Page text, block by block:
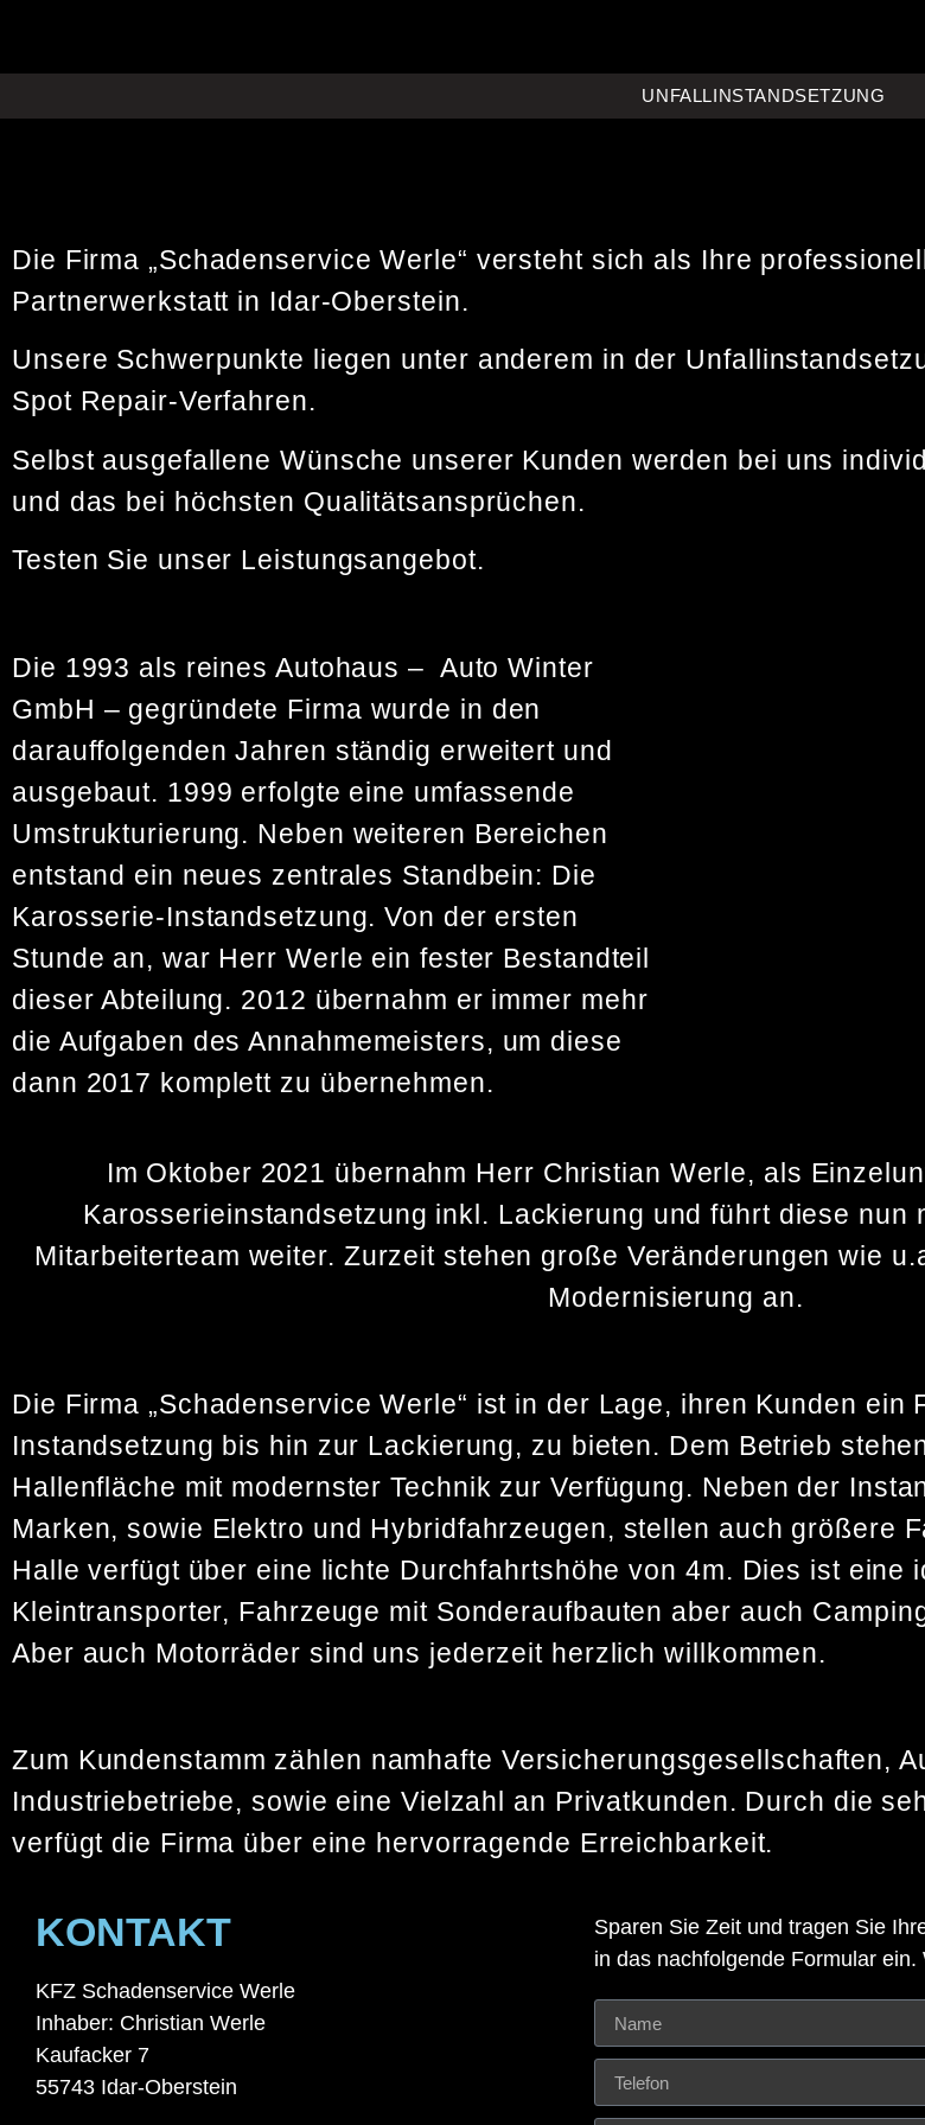
UNFALLINSTANDSETZUNG
Die Firma „Schadenservice Werle“ versteht sich als Ihre
Partnerwerkstatt in Idar-Oberstein.
Unsere Schwerpunkte liegen unter anderem in der
Spot Repair-Verfahren.
Selbst ausgefallene Wünsche unserer Kunden werden bei uns
und das bei höchsten Qualitätsansprüchen.
Testen Sie unser Leistungsangebot.
Die 1993 als reines Autohaus – Auto Winter
GmbH – gegründete Firma wurde in den
darauffolgenden Jahren ständig erweitert und
ausgebaut. 1999 erfolgte eine umfassende
Umstrukturierung. Neben weiteren Bereichen
entstand ein neues zentrales Standbein: Die
Karosserie-Instandsetzung. Von der ersten
Stunde an, war Herr Werle ein fester Bestandteil
dieser Abteilung. 2012 übernahm er immer mehr
die Aufgaben des Annahmemeisters, um diese
dann 2017 komplett zu übernehmen.
Im Oktober 2021 übernahm Herr Christian Werle, als
Karosserieinstandsetzung inkl. Lackierung und führt diese nun
Mitarbeiterteam weiter. Zurzeit stehen große Veränderungen wie
Modernisierung an.
Die Firma „Schadenservice Werle“ ist in der Lage, ihren Kunden ein
Instandsetzung bis hin zur Lackierung, zu bieten. Dem Betrieb
Hallenfläche mit modernster Technik zur Verfügung. Neben der
Marken, sowie Elektro und Hybridfahrzeugen, stellen auch größere
Halle verfügt über eine lichte Durchfahrtshöhe von 4m. Dies ist eine
Kleintransporter, Fahrzeuge mit Sonderaufbauten aber auch
Aber auch Motorräder sind uns jederzeit herzlich willkommen.
Zum Kundenstamm zählen namhafte Versicherungsgesellschaften,
Industriebetriebe, sowie eine Vielzahl an Privatkunden. Durch die
verfügt die Firma über eine hervorragende Erreichbarkeit.
KONTAKT
KFZ Schadenservice Werle
Inhaber: Christian Werle
Kaufacker 7
55743 Idar-Oberstein
Sparen Sie Zeit und tragen Sie
in das nachfolgende Formular